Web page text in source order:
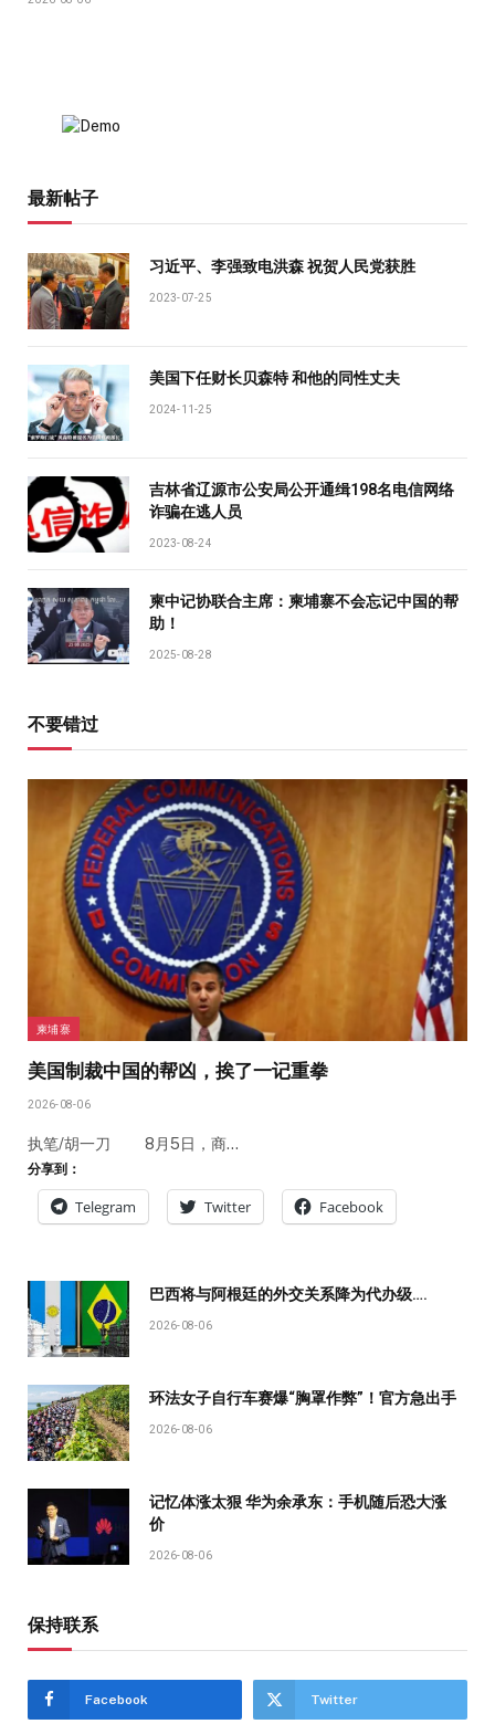
最新帖子
习近平、李强致电洪森 祝贺人民党获胜
2023-07-25
美国下任财长贝森特 和他的同性丈夫
2024-11-25
吉林省辽源市公安局公开通缉198名电信网络
诈骗在逃人员
2023-08-24
柬中记协联合主席：柬埔寨不会忘记中国的帮
助！
2025-08-28
不要错过
柬埔寨
美国制裁中国的帮凶，挨了一记重拳
2026-08-06
执笔/胡一刀 8月5日，商…
分享到：
Telegram Twitter Facebook
巴西将与阿根廷的外交关系降为代办级….
2026-08-06
环法女子自行车赛爆“胸罩作弊”！官方急出手
2026-08-06
记忆体涨太狠 华为余承东：手机随后恐大涨
价
2026-08-06
保持联系
Facebook Twitter